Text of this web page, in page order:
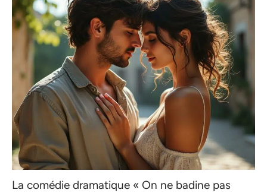
La comédie dramatique « On ne badine pas